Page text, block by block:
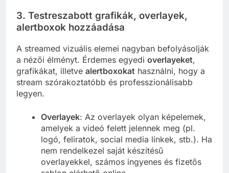
3. Testreszabott grafikák, overlayek,
alertboxok hozzáadása
A streamed vizuális elemei nagyban befolyásolják
a nézői élményt. Érdemes egyedi overlayeket,
grafikákat, illetve alertboxokat használni, hogy a
stream szórakoztatóbb és professzionálisabb
legyen.
Overlayek: Az overlayek olyan képelemek,
amelyek a videó felett jelennek meg (pl.
logó, feliratok, social media linkek, stb.). Ha
nem rendelkezel saját készítésű
overlayekkel, számos ingyenes és fizetős